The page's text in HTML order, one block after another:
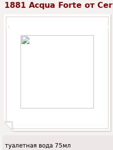
1881 Acqua Forte от
туалетная вода 75мл